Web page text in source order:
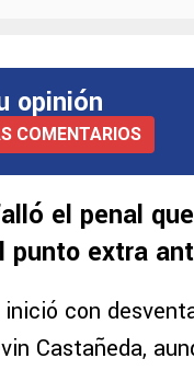
opinión
COMENTARIOS
el penal
punto extra